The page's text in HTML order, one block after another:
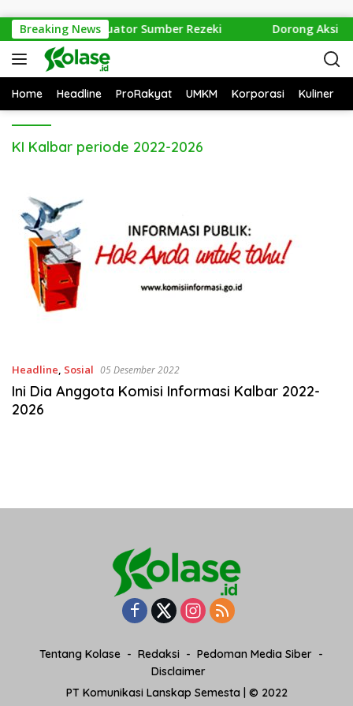
Breaking News
Izin PT Equator Sumber Rezeki Dorong Aksi
Home Headline ProRakyat UMKM Korporasi Kuliner
KI Kalbar periode 2022-2026
Headline, Sosial 05 Desember 2022
Ini Dia Anggota Komisi Informasi Kalbar 2022-
2026
Tentang Kolase Redaksi
Pedoman Media Siber
Disclaimer
PT Komunikasi Lanskap Semesta | © 2022